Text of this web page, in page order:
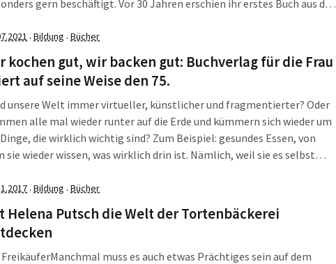
gern beschäftigt. Vor 30 Jahren erschien ihr erstes Buch aus der
[…]· Bildung · Bücher
kochen gut, wir backen gut: Buchverlag für die Frau
auf seine Weise den 75.
unsere Welt immer virtueller, künstlicher und fragmentierter? Oder
alle mal wieder runter auf die Erde und kümmern sich wieder um
die wirklich wichtig sind? Zum Beispiel: gesundes Essen, von
sie wieder wissen, was wirklich drin ist. Nämlich, weil sie es selbst
dafür, dass man das hinbekommt.
· Bildung · Bücher
Helena Putsch die Welt der Tortenbäckerei
FreikäuferManchmal muss es auch etwas Prächtiges sein auf dem